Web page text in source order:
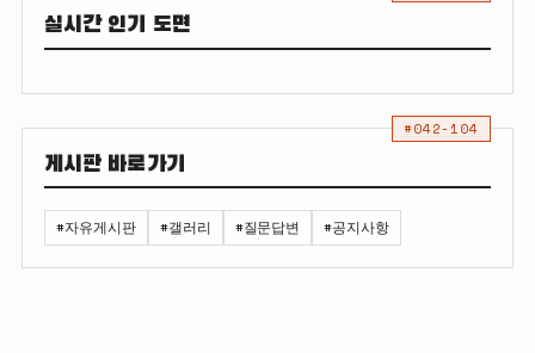
실시간 인기 도면
#042-104
게시판 바로가기
#자유게시판 #갤러리 #질문답변 #공지사항